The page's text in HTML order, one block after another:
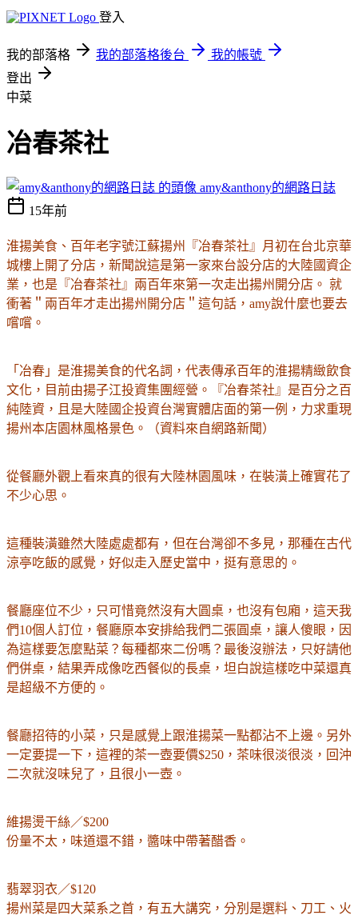
登入
我的部落格 我的部落格後台
我的帳號
登出
中菜
冶春茶社
amy&anthony的網路日誌
15年前
淮揚美食、百年老字號江蘇揚州『冶春茶社』月初在台北京華
城樓上開了分店，新聞說這是第一家來台設分店的大陸國資企
業，也是『冶春茶社』兩百年來第一次走出揚州開分店。 就
衝著＂兩百年才走出揚州開分店＂這句話，amy說什麼也要去
嚐嚐。
「冶春」是淮揚美食的代名詞，代表傳承百年的淮揚精緻飲食
文化，目前由揚子江投資集團經營。『冶春茶社』是百分之百
純陸資，且是大陸國企投資台灣實體店面的第一例，力求重現
揚州本店園林風格景色。（資料來自網路新聞）
從餐廳外觀上看來真的很有大陸林園風味，在裝潢上確實花了
不少心思。
這種裝潢雖然大陸處處都有，但在台灣卻不多見，那種在古代
涼亭吃飯的感覺，好似走入歷史當中，挺有意思的。
餐廳座位不少，只可惜竟然沒有大圓桌，也沒有包廂，這天我
們10個人訂位，餐廳原本安排給我們二張圓桌，讓人傻眼，因
為這樣要怎麼點菜？每種都來二份嗎？最後沒辦法，只好請他
們併桌，結果弄成像吃西餐似的長桌，坦白說這樣吃中菜還真
是超級不方便的。
餐廳招待的小菜，只是感覺上跟淮揚菜一點都沾不上邊。另外
一定要提一下，這裡的茶一壺要價$250，茶味很淡很淡，回沖
二次就沒味兒了，且很小一壺。
維揚燙干絲／$200
份量不太，味道還不錯，醬味中帶著醋香。
翡翠羽衣／$120
揚州菜是四大菜系之首，有五大講究，分別是選料、刀工、火